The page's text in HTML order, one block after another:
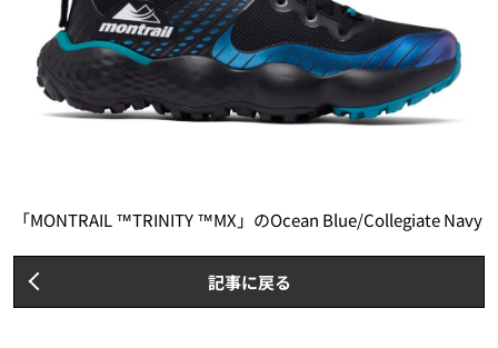
「MONTRAIL ™TRINITY ™MX」のOcean Blue/Collegiate Navy
記事に戻る